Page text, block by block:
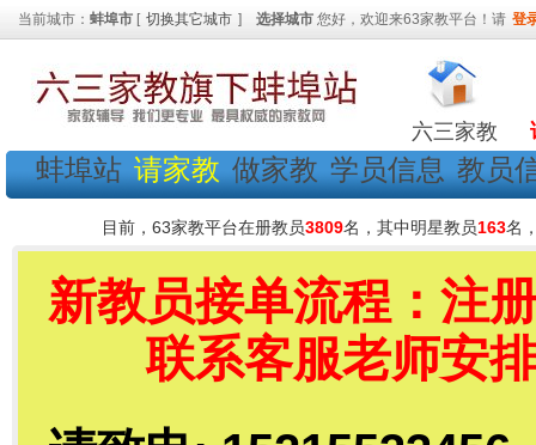
当前城市： 蚌埠市 [ 切换其它城市 ] 选择城市 您好，欢迎来63家教平台！请 登
六三家教
蚌埠站 请家教 做家教 学员信息 教员
目前，63家教平台在册教员3809名，其中明星教员163名
新教员接单流程：注
联系客服老师安